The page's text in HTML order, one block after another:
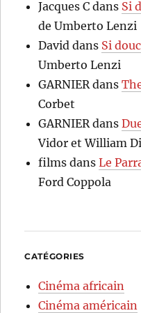
Jacques C dans Si
de Umberto Lenzi
David dans Si
Umberto Lenzi
GARNIERdans
Corbet
GARNIERdans
Vidor et William
films dansLe
Ford Coppola
CATÉGORIES
Cinéma africain
Cinéma américain